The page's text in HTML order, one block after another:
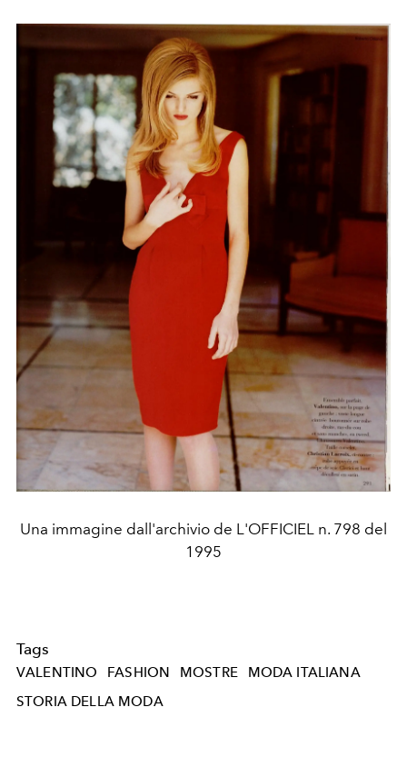
Una immagine dall'archivio de L'OFFICIEL n. 798 del
1995
Tags
VALENTINO FASHION MOSTRE
MODA ITALIANA
STORIA DELLA MODA